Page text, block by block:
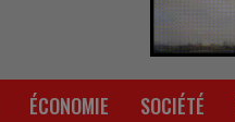
ÉCONOMIE SOCIÉTÉ